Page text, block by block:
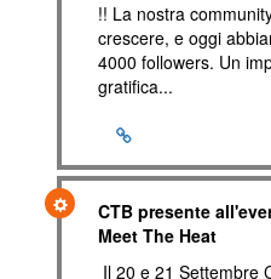
!! La nostra
crescere, e oggi
4000 followers. Un
gratifica...
CTB presente
Meet The Heat
Il 20 e 21 Settembre